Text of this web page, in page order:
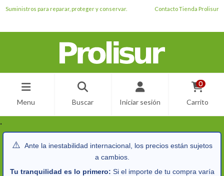
Suministros para reparar, proteger y conservar. Contacto Tienda Prolisur
Menu Buscar Iniciar sesión
0
Carrito
.
⚠️ Ante la inestabilidad internacional, los precios están sujetos
a cambios.
Tu tranquilidad es lo primero: Si el importe de tu compra varía